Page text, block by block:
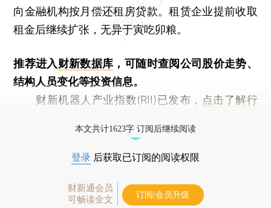
向金融机构按月偿还租房贷款。租赁企业提前收取
租金后继续扩张，无异于寅吃卯粮。
推荐进入财新数据库 ，可随时查阅公司股价走势、
结构人员变化等投资信息。
财新机器人产业指数(RII)已发布， 点击了解行
本文共计1623字 订阅后继续阅读
登录 后获取已订阅的阅读权限
财新通会员
可畅读全文
订阅/会员升级